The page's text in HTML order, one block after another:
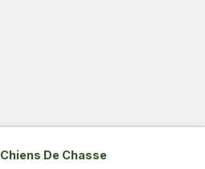
Chiens De Chasse